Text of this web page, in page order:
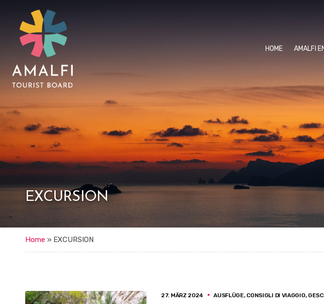
HOME AMALFI
EXCURSION
Home » EXCURSION
27. MÄRZ 2024 AUSFLÜGE, CONSIGLI DI VIAGGIO,